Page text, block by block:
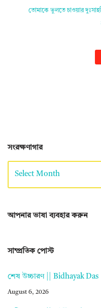
তোমাকে ভুলতে চাওয়ার
সংরক্ষণাগার
আপনার ভাষা ব্যবহার করুন
সাম্প্রতিক পোস্ট
শেষ উচ্চারণ || Bidhayak Das
August 6, 2026